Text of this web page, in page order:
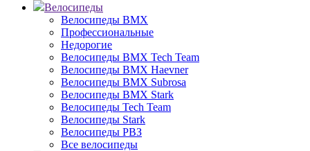
Велосипеды
Велосипеды BMX
Профессиональные
Недорогие
Велосипеды BMX Tech Team
Велосипеды BMX Haevner
Велосипеды BMX Subrosa
Велосипеды BMX Stark
Велосипеды Tech Team
Велосипеды Stark
Велосипеды РВЗ
Все велосипеды